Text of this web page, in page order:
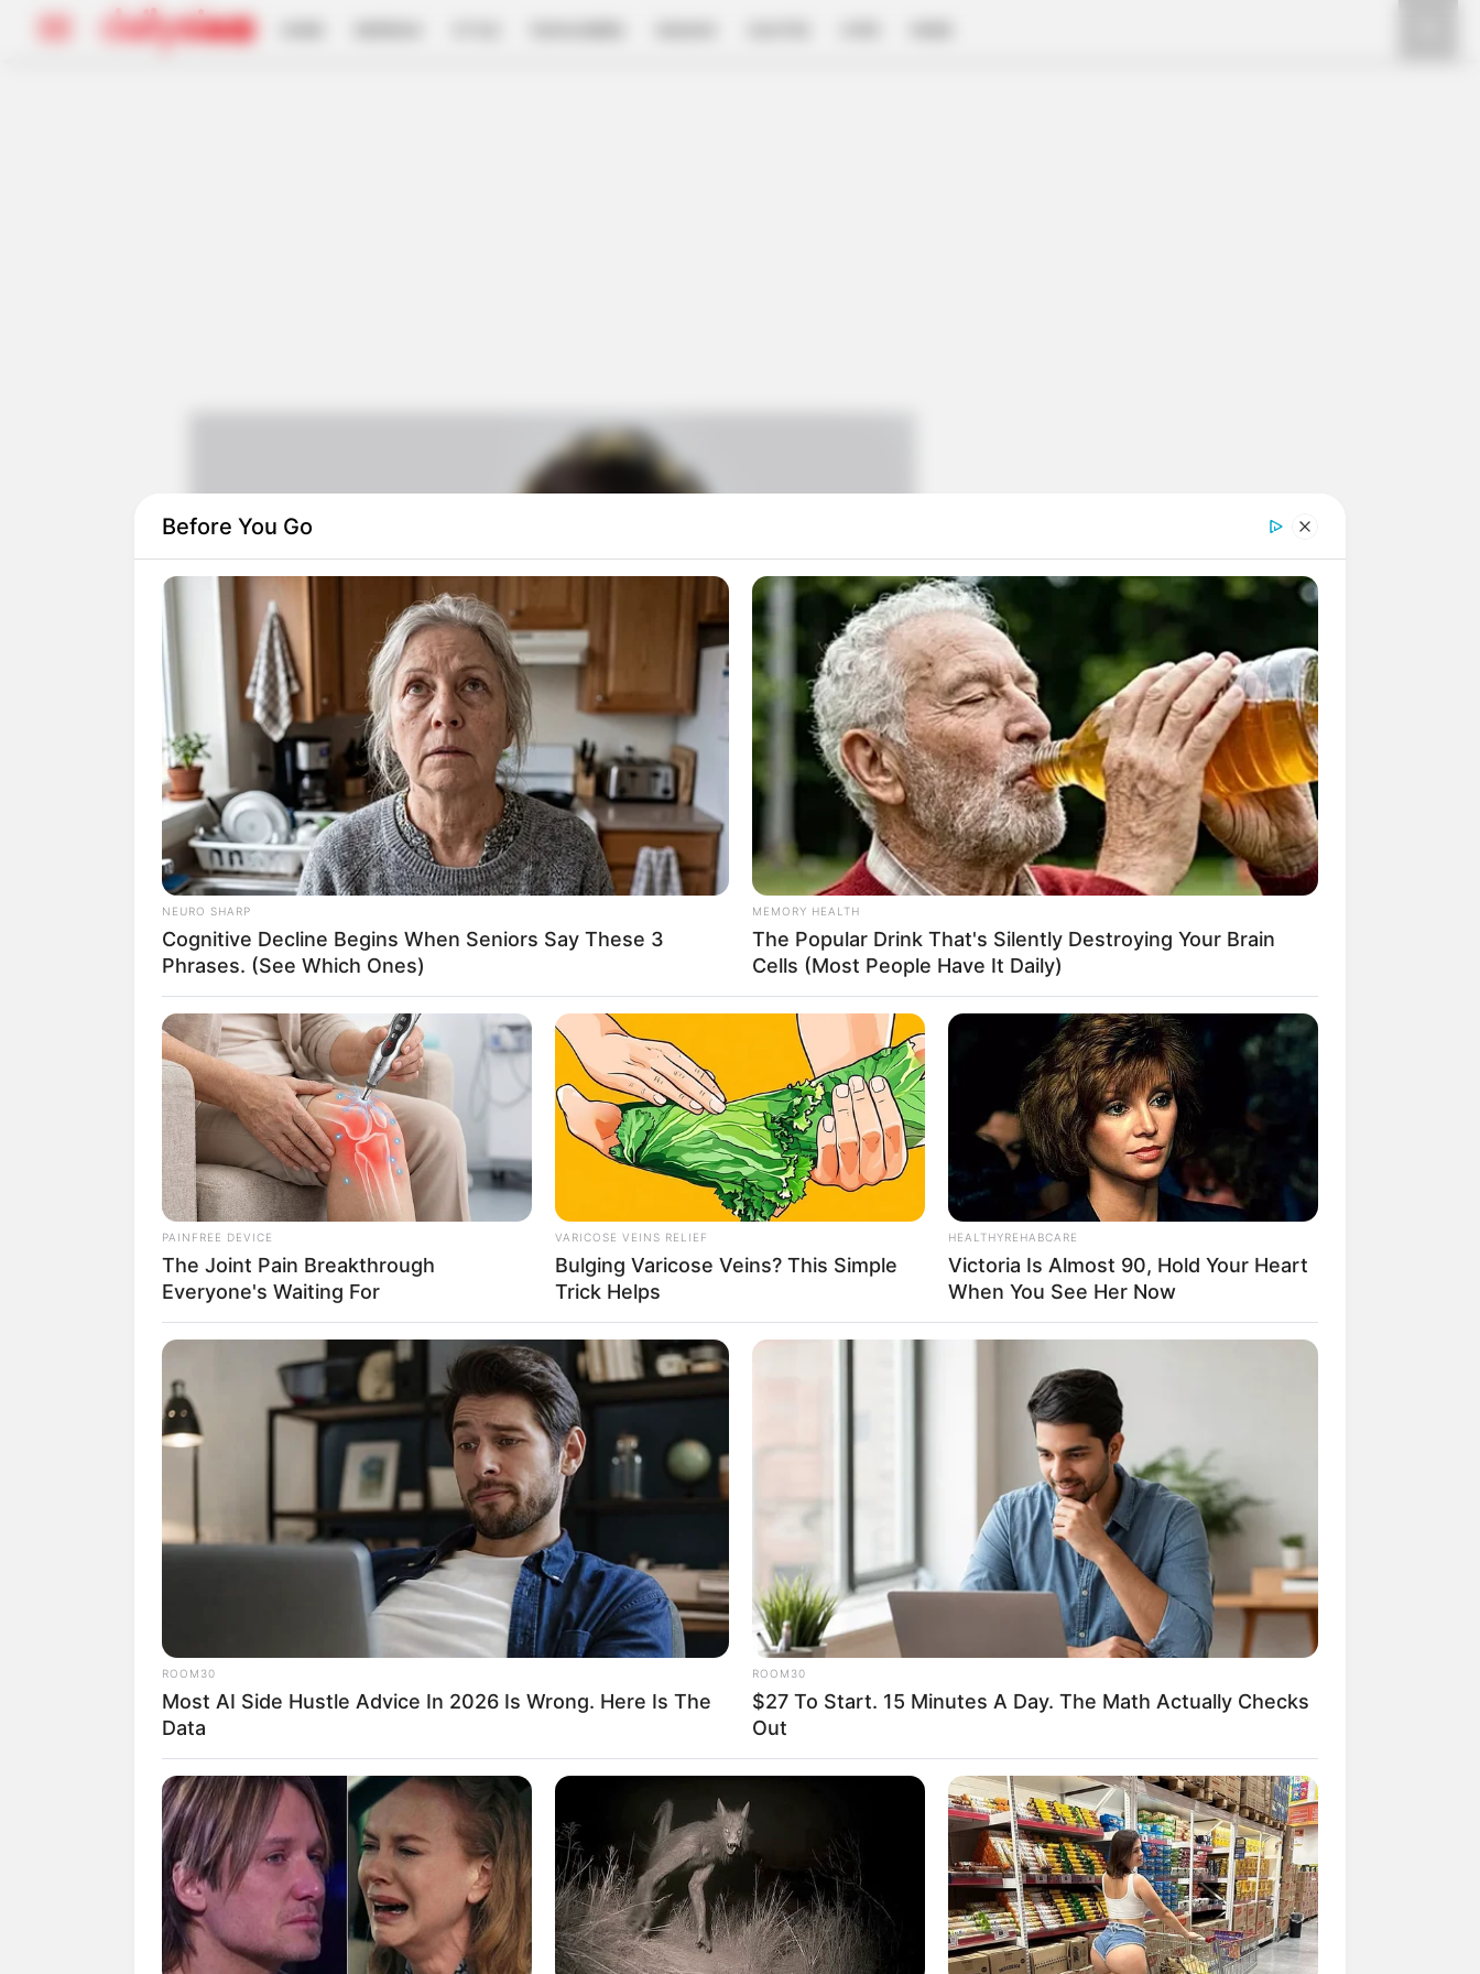
Ciara Nadine Brosnan
VOTE
Tanggal Lahir:
19 November2011
Tempat Lahir:
Jakarta Indonesia
Umur:
14 Tahun
Profesi:
TWEET SHARE WHATSAPP
Ciara Nadine Brosnan adalah seorang aktris dan model yang berasal dari Jakarta, Indonesia.
Ia dikenal usai membintangi sinetron berjudulIstri Untuk Papakupada tahun 2016. Selain itu, ia
juga membintangi sinetronCinta Amara(2021-2022) sertaPelangi untuk Nirmala(2022).
Karier
Ciara Nadine Brosnan merupakan seorang aktris berkebangsaan Indonesia yang berdarah Irlandia-
Spanyol. Ia debut lewat sinetron Istri Untuk Papakupada tahun 2016 ketika usianya masih 5
tahun.
Kala itu, ia beradu akting dengan Ali Syakieb dan Naysila Mirdad yang menjadi pemeran
utamanya. Sejak saat itu, ia sering dipercaya memerankan tokoh anak-anak di berbagai sinetron.
Serem! 9 Chat Ojek Online &
Merinding
Bikin Ngakak, 10 Potret
Cosplay Murah Pakai Bahan
Seadanya
Anti Mainstream, 10 Cara
Membawa Barang Belanjaan
Versi Warga Thailand
Before You Go
NEURO SHARP
Cognitive Decline Begins When Seniors Say These 3
Phrases. (See Which Ones)
MEMORY HEALTH
The Popular Drink That's Silently Destroying Your Brain
Cells (Most People Have It Daily)
PAINFREE DEVICE
The Joint Pain Breakthrough
Everyone's Waiting For
VARICOSE VEINS RELIEF
Bulging Varicose Veins? This Simple
Trick Helps
HEALTHYREHABCARE
Victoria Is Almost 90, Hold Your Heart
When You See Her Now
ROOM30
Most AI Side Hustle Advice In 2026 Is Wrong. Here Is The
Data
ROOM30
$27 To Start. 15 Minutes A Day. The Math Actually Checks
Out